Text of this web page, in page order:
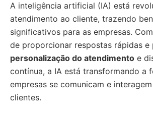
A inteligência artificial (IA) está
atendimento ao cliente, trazendo
significativos para as empresas.
de proporcionar respostas rápidas e
personalização do atendimento e
contínua, a IA está transformando a
empresas se comunicam e
clientes.